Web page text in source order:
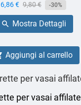
Prezzo
6,86 € Prezzo
base
9,80 € -30%
 Mostra Dettagli
Aggiungi al carrello
per vasai affilate